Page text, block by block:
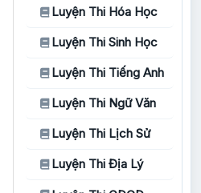
Luyện Thi Hóa Học
Luyện Thi Sinh Học
Luyện Thi Tiếng Anh
Luyện Thi Ngữ Văn
Luyện Thi Lịch Sử
Luyện Thi Địa Lý